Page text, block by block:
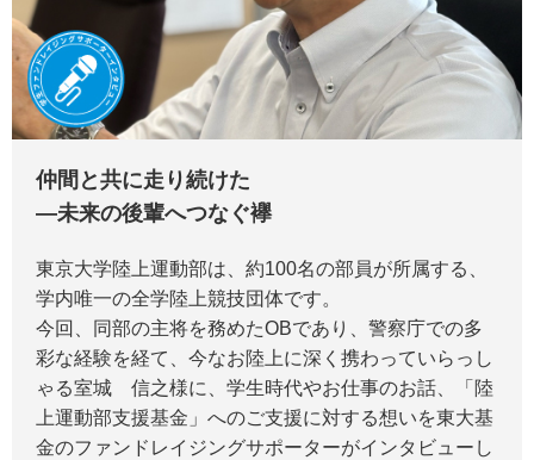
仲間と共に走り続けた
―未来の後輩へつなぐ襷
東京大学陸上運動部は、約100名の部員が所属する、
学内唯一の全学陸上競技団体です。
今回、同部の主将を務めたOBであり、警察庁での多
彩な経験を経て、今なお陸上に深く携わっていらっし
ゃる室城 信之様に、学生時代やお仕事のお話、「陸
上運動部支援基金」へのご支援に対する想いを東大基
金のファンドレイジングサポーターがインタビューし